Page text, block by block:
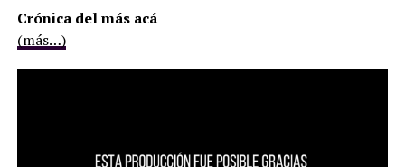
Crónica del más acá
(más…)